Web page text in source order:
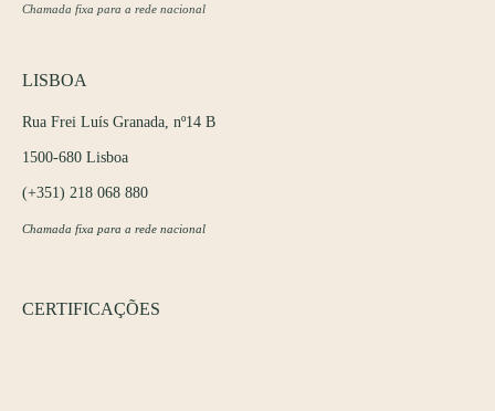
Chamada fixa para a rede nacional
LISBOA
Rua Frei Luís Granada, nº14 B
1500-680 Lisboa
(+351) 218 068 880
Chamada fixa para a rede nacional
CERTIFICAÇÕES